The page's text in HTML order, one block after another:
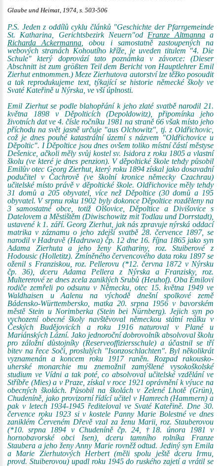
Glaube und Heimat, 1974, s. 503-506
P.S. Jeden z oddílů cyklu článků "Geschichte der Pfarrgemeinde
St. Katharina, Gerichtsbezirk Neuern"od Franze Altmannaa
Richarda Ackermanna , obou i samostatně zastoupených na
webových stranách Kohoutího kříže, je uveden titulem "4. Die
Schule" který doprovází tato poznámka v závorce: (Dieser
Abschnitt ist zum größten Teil dem Bericht von Hauptlehrer Emil
Zierhut entnommen.) Meze Zierhutova autorství lze těžko posoudit
a tak reprodukujeme text, týkající se historie německé školy ve
Svaté Kateřině u Nýrska, ve vší úplnosti.
Emil Zierhut se podle blahopřání k jeho zlaté svatbě narodil 21.
května 1898 v Děpolticích (Depoldowitz), připomínka jeho
životních dat ve 4. čísle ročníku 1981 na straně 66 však místo jeho
příchodu na svět jasně určuje "aus Olchowitz", tj. z Oldřichovic,
což je dnes pouhé katastrální území s názvem "Oldřichovice u
Děpoltic". I Děpoltice jsou dnes ovšem toliko místní částí městyse
Dešenice, ačkoli měly svůj kostel sv. Isidora z roku 1805 a vlastní
školu (ve které je dnes penzion). V děpoltické škole tehdy působil
Emilův otec Georg Zierhut, který roku 1894 získal jako dosavadní
podučitel v Čachrově (ve školní kronice německy Czachrau)
učitelské místo právě v děpoltické škole. Oldřichovice měly tehdy
31 domů a 205 obyvatel, více než Děpoltice (30 domů a 195
obyvatel. V srpnu roku 1902 byly dokonce Děpoltice rozděleny na
3 samostatné obce, totiž Olšovice, Děpoltice a Divišovice s
Datelovem a Městištěm (Diwischowitz mit Todlau und Dorrstadt),
ustavené k 1. září. Georg Zierhut, jak nás zpravuje nýrská oddací
matrika v záznamu o jeho zdejší svatbě 28. července 1897, se
narodil v Hadravě (Hadruwa) čp. 12 dne 16. října 1865 jako syn
Adama Zierhuta a jeho ženy Kathariny, roz. Stuiberové z
Hodousic (Holletitz). Zmíněného červencového data roku 1897 se
oženil s Franziskou, roz. Pellerovu (*12. června 1872 v Nýrsku
čp. 36), dceru Adama Pellera z Nýrska a Franzisky, roz.
Multererové ze dnes zcela zaniklých Srubů (Heuhof). Oba Emilovi
rodiče zemřeli po odsunu v Německu, otec 15. května 1949 ve
Waldhaisen u Aalenu na východě dnešní spolkové země
Bádensko-Württembersko, matka 20. srpna 1956 v bavorském
městě Stein u Norimberka (Stein bei Nürnberg). Jejich syn po
vychození obecné školy navštěvoval německou státní reálku v
Českých Budějovicích a roku 1916 naturoval v Plané u
Mariánských Lázní. Jako jednoroční dobrovolník absolvoval školu
pro záložní důstojníky (Reserveoffiziersschule) a účastnil se tří
bitev na řece Soči, proslulých "Isonzoschlachten". Byl několikrát
vyznamenán a koncem roku 1917 raněn. Rozpad rakousko-
uherské monarchie mu znemožnil zamýšlené vysokoškolské
studium ve Vídni a tak poté, co absolvoval učitelské vzdělání ve
Stříbře (Mies) a v Praze, získal v roce 1921 oprávnění k výuce na
obecných školách. Působil na školách v Zelené Lhotě (Grün),
Chudeníně, jako provizorní řídící učitel v Hamrech (Hammern) a
pak v letech 1934-1945 řediteloval ve Svaté Kateřině. Dne 30.
července roku 1923 si v kostele Panny Marie Bolestné ve dnes
zaniklém Červeném Dřevě vzal za ženu Marii, roz. Stauberovou
(*10. srpna 1894 v Chudeníně čp. 24, †18. února 1981 v
hornobavorské obci Isen), dceru tamního rolníka Franze
Staubera a jeho ženy Anny Marie rovněž odtud. Jediný syn Emila
a Marie Zierhutových Herbert (měli spolu ještě dceru Irmu,
provd. Stuiberovou) upadl roku 1945 do ruského zajetí a vrátil se